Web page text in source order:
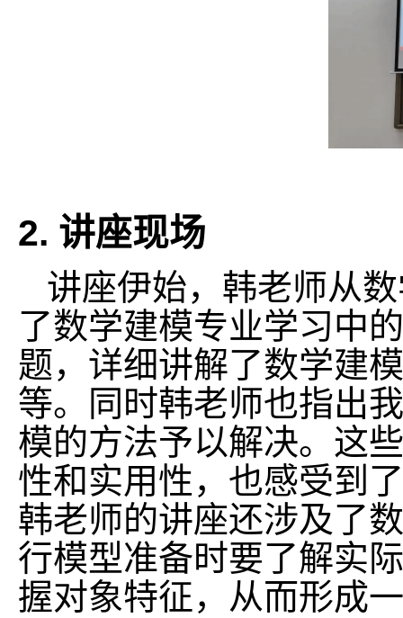
2. 讲座现场
讲座伊始，韩老师从
了数学建模专业学习中
题，详细讲解了数学建
等。同时韩老师也指出
模的方法予以解决。这
性和实用性，也感受到
韩老师的讲座还涉及了
行模型准备时要了解实
握对象特征，从而形成